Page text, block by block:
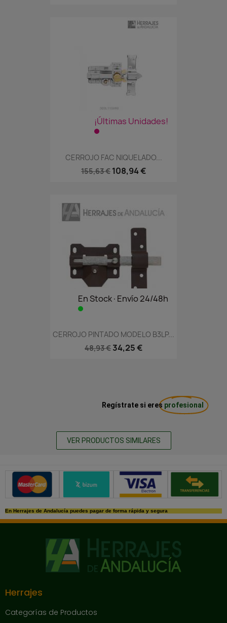
¡Últimas Unidades!
CERROJO FAC NIQUELADO...
155,63 € 108,94 €
En Stock·Envío 24/48h
CERROJO PINTADO MODELO B3LP...
48,93 € 34,25 €
Regístrate si eres profesional
VER PRODUCTOS SIMILARES
Métodos de pago seguros
En Herrajes de Andalucía puedes pagar de forma rápida y segura
Herrajes
Categorías de Productos